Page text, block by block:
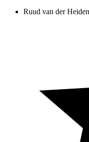
Ruud van der Heiden